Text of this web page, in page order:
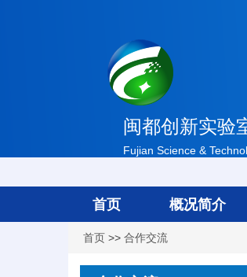
闽都创新实验
Fujian Science &
首页 概况简介
首页 >> 合作交流